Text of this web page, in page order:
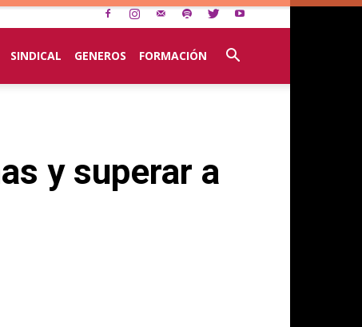
SINDICAL GENEROS FORMACIÓN
y superar a